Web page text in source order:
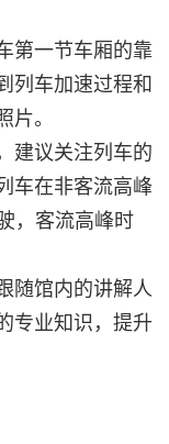
第一节车厢的靠
列车加速过程和
。
建议关注列车的
车在非客流高峰
，客流高峰时
随馆内的讲解人
专业知识，提升